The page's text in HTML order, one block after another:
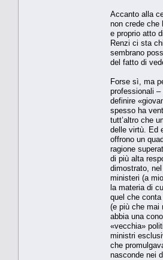
Accanto alla
non crede che
e proprio atto
Renzi ci sta
sembrano
del fatto di
Forse sì, ma
professionali –
definire
spesso ha
tutt’altro che
delle virtù. Ed
offrono un
ragione
di più alta
dimostrato,
ministeri (a
la materia di
quel che
(e più che mai
abbia una
«vecchia»
ministri
che
nasconde nei